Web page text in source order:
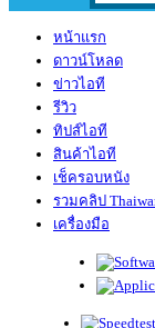
หน้าแรก
ดาวน์โหลด
ข่าวไอที
รีวิว
ทิปส์ไอที
สินค้าไอที
เช็ครอบหนัง
รวมคลิป
เครื่องมือ